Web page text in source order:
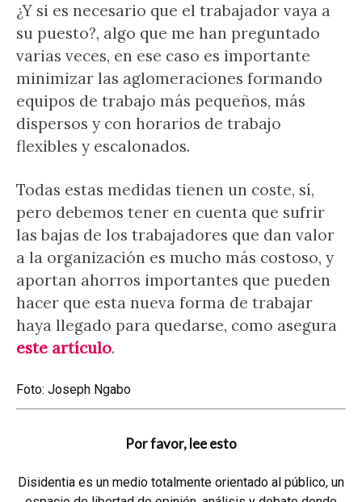
¿Y si es necesario que el trabajador vaya a
su puesto?, algo que me han preguntado
varias veces, en ese caso es importante
minimizar las aglomeraciones formando
equipos de trabajo más pequeños, más
dispersos y con horarios de trabajo
flexibles y escalonados.
Todas estas medidas tienen un coste, sí,
pero debemos tener en cuenta que sufrir
las bajas de los trabajadores que dan valor
a la organización es mucho más costoso, y
aportan ahorros importantes que pueden
hacer que esta nueva forma de trabajar
haya llegado para quedarse, como asegura
este artículo.
Foto: Joseph Ngabo
Por favor, lee esto
Disidentia es un medio totalmente orientado al público, un